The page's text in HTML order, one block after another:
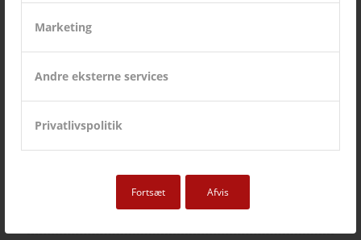
Marketing
Andre eksterne services
Privatlivspolitik
Fortsæt Afvis
Moderne domicil, moderne AV-løsninger